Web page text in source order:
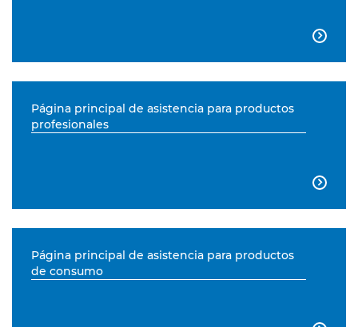

Página principal de asistencia para productos
profesionales

Página principal de asistencia para productos
de consumo